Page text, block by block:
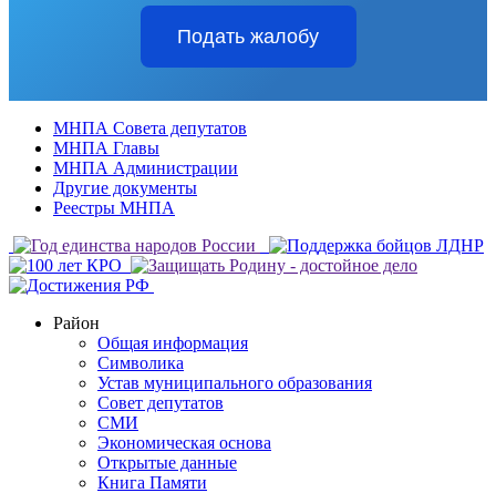
Подать жалобу
МНПА Совета депутатов
МНПА Главы
МНПА Администрации
Другие документы
Реестры МНПА
Район
Общая информация
Символика
Устав муниципального образования
Совет депутатов
СМИ
Экономическая основа
Открытые данные
Книга Памяти